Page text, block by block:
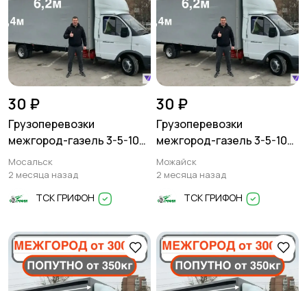
30 ₽
Грузоперевозки
межгород-газель 3-5-10
тонн
Мосальск
2 месяца назад
ТСК ГРИФОН
30 ₽
Грузоперевозки
межгород-газель 3-5-10
тонн
Можайск
2 месяца назад
ТСК ГРИФОН